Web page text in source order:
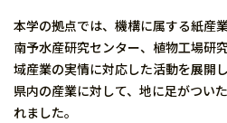
本学の拠点では、機構に属する紙産
南予水産研究センター、植物工場研
域産業の実情に対応した活動を展開
県内の産業に対して、地に足がつい
れました。